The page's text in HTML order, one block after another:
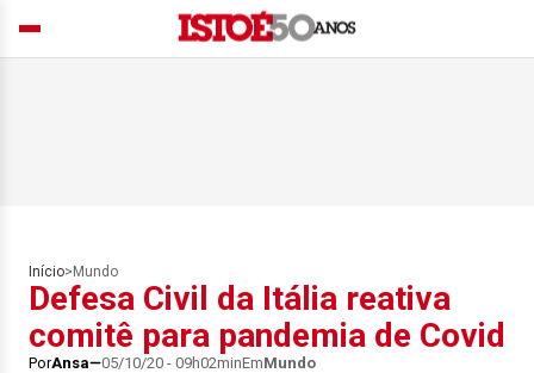
Início> Mundo
Defesa Civil da Itália reativa
comitê para pandemia de Covid
PorAnsa 05/10/20 - 09h02minEmMundo